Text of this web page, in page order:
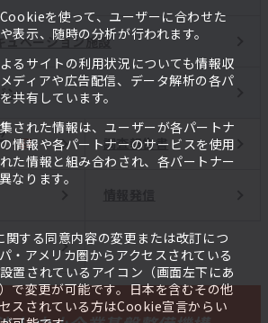
を使って、ユーザーに合わせた
表示、随時の分析が行われます。
るサイトの利用状況についても情報収
ディアや広告配信、データ解析の各パ
共有しています。
された情報は、ユーザーが各パートナ
情報や各パートナーのサービスを使用
た情報と組み合わされ、各パートナー
なります。
する同意内容の変更または改訂につ
・アメリカ圏からアクセスされている
置されているアイコン（画面左下にあ
で変更が可能です。日本を含むその他
スされている方はCookie宣言からい
ュベーション施設
ン
調査報告書